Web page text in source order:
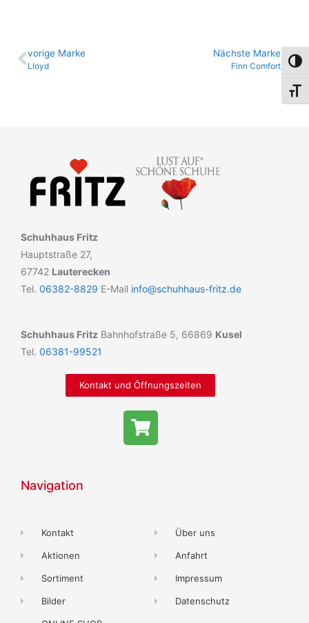
vo­ri­ge Marke
Lloyd
Nächste Marke
Finn Comfort
Schuhhaus Fritz
Hauptstraße 27,
67742 Lauterecken
Tel. 06382-8829 E-Mail info@schuhhaus-fritz.de
Schuhhaus Fritz Bahnhofstraße 5, 66869 Kusel
Tel. 06381-99521
Kontakt und Öffnungszeiten
Navigation
Kontakt
Aktionen
Sortiment
Bilder
Über uns
Anfahrt
Impressum
Datenschutz